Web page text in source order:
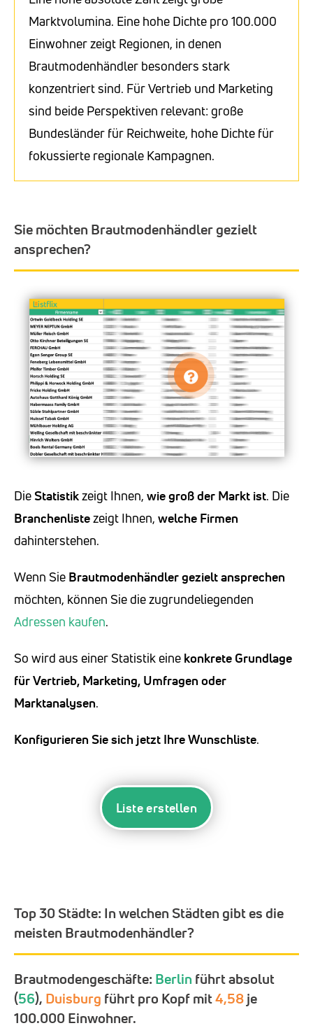
Marktvolumina. Eine hohe Dichte pro 100.000
Einwohner zeigt Regionen, in denen
Brautmodenhändler besonders stark
konzentriert sind. Für Vertrieb und Marketing
sind beide Perspektiven relevant: große
Bundesländer für Reichweite, hohe Dichte für
fokussierte regionale Kampagnen.
Sie möchten Brautmodenhändler gezielt
ansprechen?
DieStatistikzeigt Ihnen, wie groß der Markt ist. Die
Branchenlistezeigt Ihnen, welche Firmen
dahinterstehen.
Wenn Sie Brautmodenhändlergezielt ansprechen
möchten, können Sie die zugrundeliegenden
Adressen kaufen.
So wird aus einer Statistik eine konkrete Grundlage
für Vertrieb, Marketing, Umfragen oder
Marktanalysen.
Konfigurieren Sie sich jetzt Ihre Wunschliste.
Liste erstellen
Top 30 Städte: In welchen Städten gibt es die
meisten Brautmodenhändler?
Brautmodengeschäfte: Berlin führt absolut
(56), Duisburg führt pro Kopf mit4,58je
100.000 Einwohner.